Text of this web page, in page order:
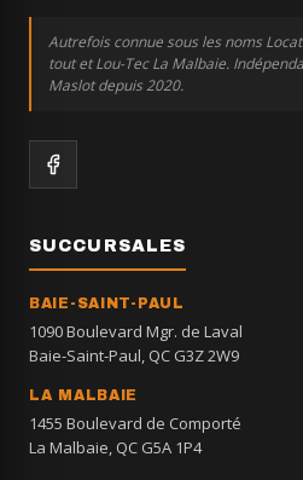
Autrefois connue sous les noms
tout et Lou-Tec La Malbaie.
Maslot depuis 2020.
SUCCURSALES
BAIE-SAINT-PAUL
1090 Boulevard Mgr. de Laval
Baie-Saint-Paul, QC G3Z 2W9
LA MALBAIE
1455 Boulevard de Comporté
La Malbaie, QC G5A 1P4